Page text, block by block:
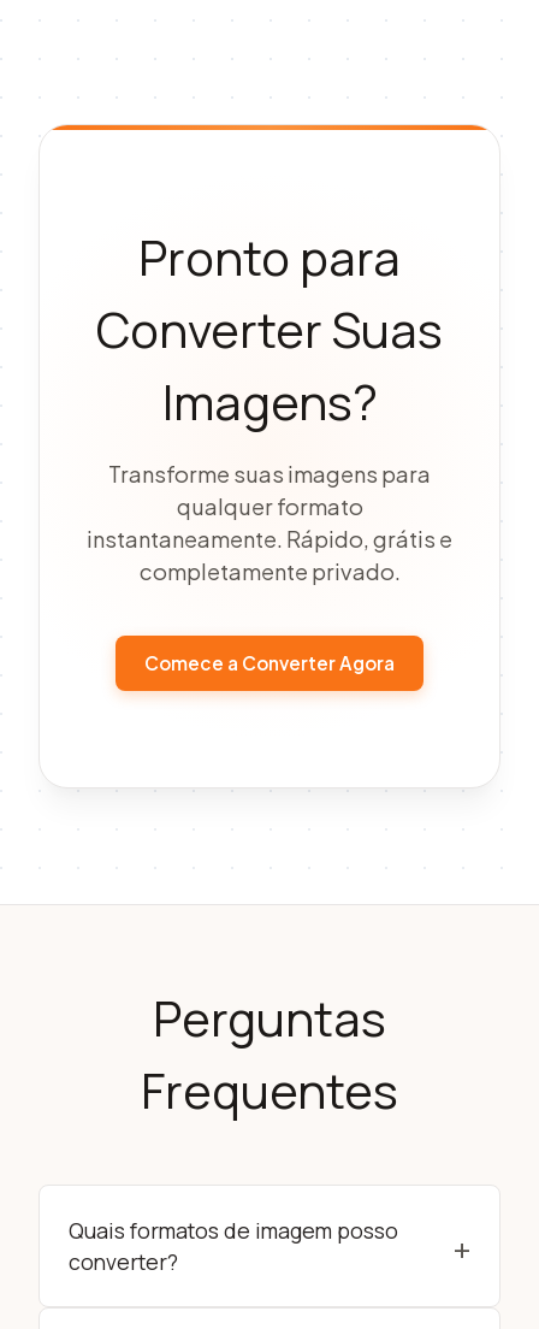
Pronto para
Converter Suas
Imagens?
Transforme suas imagens para
qualquer formato
instantaneamente. Rápido, grátis e
completamente privado.
Comece a Converter Agora
Perguntas
Frequentes
Quais formatos de imagem posso
converter?
+